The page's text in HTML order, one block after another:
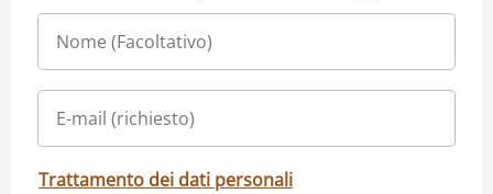
Trattamento dei dati personali